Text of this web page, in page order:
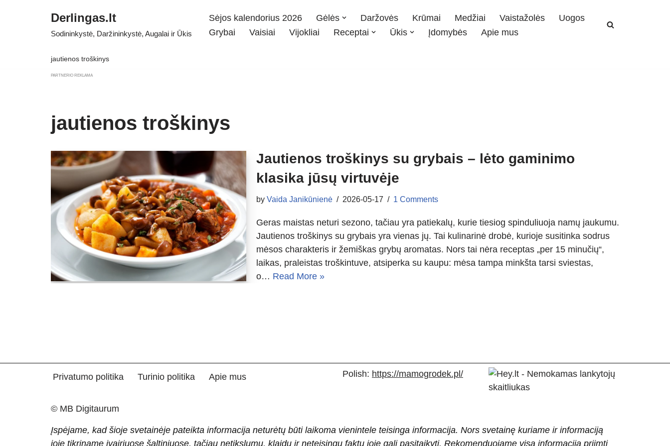
Derlingas.lt
Sodininkystė, Daržininkystė, Augalai ir Ūkis
Sėjos kalendorius 2026 Gėlės Daržovės Krūmai Medžiai Vaistažolės
Uogos
Grybai
Vaisiai Vijokliai Receptai Ūkis Įdomybės Apie mus
jautienos troškinys
PARTNERIO REKLAMA
jautienos troškinys
Jautienos troškinys su grybais – lėto gaminimo
klasika jūsų virtuvėje
by Vaida Janikūnienė 2026-05-17 1 Comments
Geras maistas neturi sezono, tačiau yra patiekalų, kurie tiesiog spinduliuoja namų jaukumu.
Jautienos troškinys su grybais yra vienas jų. Tai kulinarinė drobė, kurioje susitinka sodrus
mėsos charakteris ir žemiškas grybų aromatas. Nors tai nėra receptas „per 15 minučių“,
laikas, praleistas troškintuve, atsiperka su kaupu: mėsa tampa minkšta tarsi sviestas,
o… Read More »
Privatumo politika Turinio politika Apie mus Polish: https://mamogrodek.pl/
© MB Digitaurum
Įspėjame, kad šioje svetainėje pateikta informacija neturėtų būti laikoma vienintele teisinga informacija. Nors svetainę kuriame ir informaciją
joje tikriname įvairiuose šaltiniuose, tačiau netikslumų, klaidų ir neteisingų faktų joje gali pasitaikyti. Rekomenduojame visą informaciją priimti